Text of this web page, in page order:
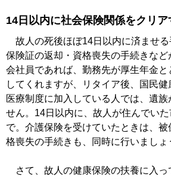
14日以内に社会保険関係をクリア
故人の死後ほぼ14日以内に済ませ
保険証の返却・資格喪失の手続きな
会社員であれば、勤務先が厚生年金
してくれますが、リタイア後、国民
医療制度に加入している人では、遺族
せん。14日以内に、故人が住んでい
で。介護保険を受けていたときは、
格喪失の手続きも、同時に行いましょ
さて、故人の健康保険の扶養に入っ